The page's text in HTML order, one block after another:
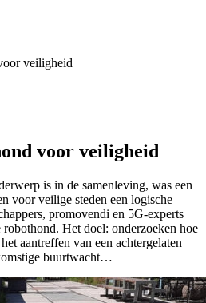
veiligheid
voor veiligheid
is in de samenleving, was een
voor veilige steden een logische
promovendi en 5G-experts
Het doel: onderzoeken hoe
aantreffen van een achtergelaten
buurtwacht…